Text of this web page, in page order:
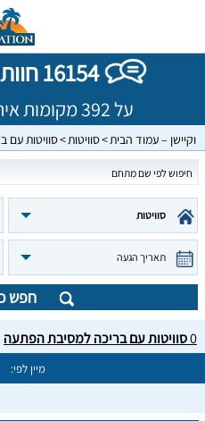
16154 חוות דעת מאומתות!
על 392 מקומות אירוח שונים בישראל
וקיישן – עמוד הבית סוויטות סוויטות עם
סוויטות
תאריך הגעה
חפש
0סוויטות עם בריכה למסיבת הפתעה
מיין לפי: